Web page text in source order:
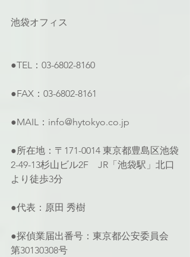
池袋オフィス
●TEL：03-6802-8160
●FAX：03-6802-8161
●MAIL：info@hytokyo.co.jp
●所在地：〒171-0014 東京都豊島区池袋
2-49-13杉山ビル2F　JR「池袋駅」北口
より徒歩3分
●代表：原田 秀樹
●探偵業届出番号：東京都公安委員会
第30130308号